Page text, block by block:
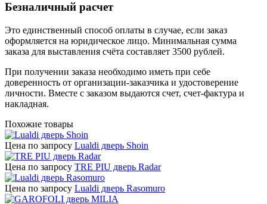
Безналичный расчет
Это единственный способ оплаты в случае, если заказ
оформляется на юридическое лицо. Минимальная сумма
заказа для выставления счёта составляет 3500 рублей.
При получении заказа необходимо иметь при себе
доверенность от организации-заказчика и удостоверение
личности. Вместе с заказом выдаются счет, счет-фактура и
накладная.
Похожие товары
Цена по запросу Lualdi дверь Shoin
Цена по запросу TRE PIU дверь Radar
Цена по запросу Lualdi дверь Rasomuro